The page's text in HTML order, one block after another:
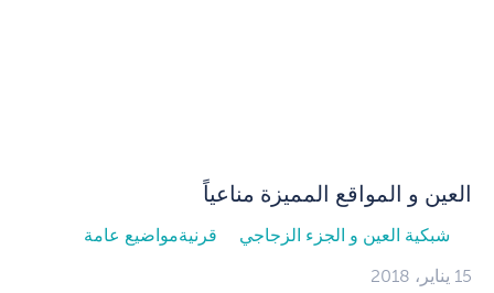
العين و المواقع المميزة مناعياً
شبكية العين و الجزء الزجاجي قرنيةمواضيع عامة
15 يناير، 2018